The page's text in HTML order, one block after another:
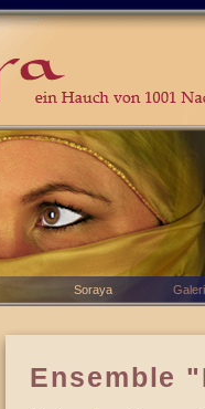
Ensemble
Soraya